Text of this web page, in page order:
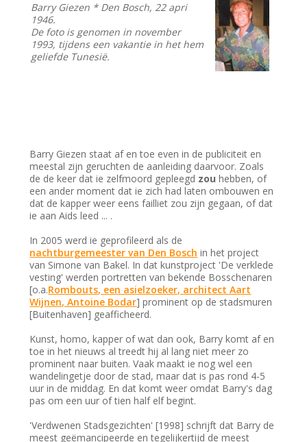
Barry Giezen * Den Bosch, 22 apri
1946.
De foto is genomen in november
1993, tijdens een vakantie in het hem
geliefde Tunesië.
Barry Giezen staat af en toe even in de publiciteit en
meestal zijn geruchten de aanleiding daarvoor. Zoals
de de keer dat ie zelfmoord gepleegd zouhebben, of
een ander moment dat ie zich had laten ombouwen en
dat de kapper weer eens failliet zou zijn gegaan, of dat
ie aan Aids leed ... .
In 2005 werd ie geprofileerd als de
nachtburgemeester van Den Bosch in het project
van Simone van Bakel. In dat kunstproject 'De verklede
vesting' werden portretten van bekende Bosschenaren
[o.a.Rombouts, een asielzoeker, architect Aart
Wijnen, Antoine Bodar] prominent op de stadsmuren
[Buitenhaven] geafficheerd.
Kunst, homo, kapper of wat dan ook, Barry komt af en
toe in het nieuws al treedt hij al lang niet meer zo
prominent naar buiten. Vaak maakt ie nog wel een
wandelingetje door de stad, maar dat is pas rond 4-5
uur in de middag. En dat komt weer omdat Barry's dag
pas om een uur of tien half elf begint.
'Verdwenen Stadsgezichten' [1998] schrijft dat Barry de
meest geëmancipeerde en tegelijkertijd de meest